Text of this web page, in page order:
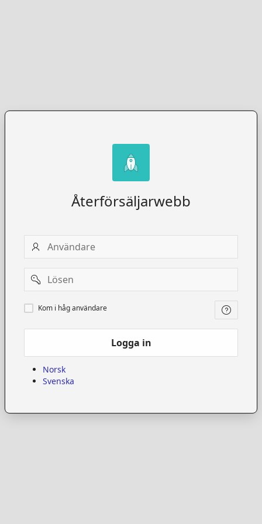
Återförsäljarwebb
Användare
Password
Kom
i
Kom i håg användare
Logga in
Norsk
Svenska